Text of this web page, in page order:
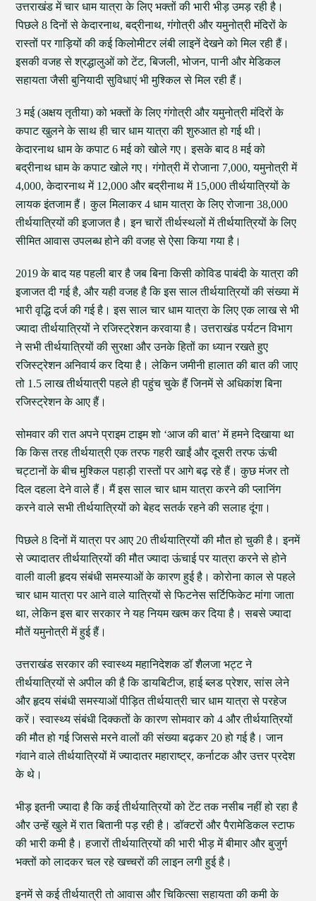
उत्तराखंड में चार धाम यात्रा के लिए भक्तों की भारी भीड़ उमड़ रही है।
पिछले 8 दिनों से केदारनाथ, बद्रीनाथ, गंगोत्री और यमुनोत्री मंदिरों के
रास्तों पर गाड़ियों की कई किलोमीटर लंबी लाइनें देखने को मिल रही हैं।
इसकी वजह से श्रद्धालुओं को टेंट, बिजली, भोजन, पानी और मेडिकल
सहायता जैसी बुनियादी सुविधाएं भी मुश्किल से मिल रही हैं।
3 मई (अक्षय तृतीया) को भक्तों के लिए गंगोत्री और यमुनोत्री मंदिरों के
कपाट खुलने के साथ ही चार धाम यात्रा की शुरुआत हो गई थी।
केदारनाथ धाम के कपाट 6 मई को खोले गए। इसके बाद 8 मई को
बद्रीनाथ धाम के कपाट खोले गए। गंगोत्री में रोजाना 7,000, यमुनोत्री में
4,000, केदारनाथ में 12,000 और बद्रीनाथ में 15,000 तीर्थयात्रियों के
लायक इंतजाम हैं। कुल मिलाकर 4 धाम यात्रा के लिए रोजाना 38,000
तीर्थयात्रियों की इजाजत है। इन चारों तीर्थस्थलों में तीर्थयात्रियों के लिए
सीमित आवास उपलब्ध होने की वजह से ऐसा किया गया है।
2019 के बाद यह पहली बार है जब बिना किसी कोविड पाबंदी के यात्रा की
इजाजत दी गई है, और यही वजह है कि इस साल तीर्थयात्रियों की संख्या में
भारी वृद्धि दर्ज की गई है। इस साल चार धाम यात्रा के लिए एक लाख से भी
ज्यादा तीर्थयात्रियों ने रजिस्ट्रेशन करवाया है। उत्तराखंड पर्यटन विभाग
ने सभी तीर्थयात्रियों की सुरक्षा और उनके हितों का ध्यान रखते हुए
रजिस्ट्रेशन अनिवार्य कर दिया है। लेकिन जमीनी हालात की बात की जाए
तो 1.5 लाख तीर्थयात्री पहले ही पहुंच चुके हैं जिनमें से अधिकांश बिना
रजिस्ट्रेशन के आए हैं।
सोमवार की रात अपने प्राइम टाइम शो ‘आज की बात’ में हमने दिखाया था
कि किस तरह तीर्थयात्री एक तरफ गहरी खाईं और दूसरी तरफ ऊंची
चट्टानों के बीच मुश्किल पहाड़ी रास्तों पर आगे बढ़ रहे हैं। कुछ मंजर तो
दिल दहला देने वाले हैं। मैं इस साल चार धाम यात्रा करने की प्लानिंग
करने वाले सभी तीर्थयात्रियों को बेहद सतर्क रहने की सलाह दूंगा।
पिछले 8 दिनों में यात्रा पर आए 20 तीर्थयात्रियों की मौत हो चुकी है। इनमें
से ज्यादातर तीर्थयात्रियों की मौत ज्यादा ऊंचाई पर यात्रा करने से होने
वाली वाली हृदय संबंधी समस्याओं के कारण हुई है। कोरोना काल से पहले
चार धाम यात्रा पर आने वाले यात्रियों से फिटनेस सर्टिफिकेट मांगा जाता
था, लेकिन इस बार सरकार ने यह नियम खत्म कर दिया है। सबसे ज्यादा
मौतें यमुनोत्री में हुई हैं।
उत्तराखंड सरकार की स्वास्थ्य महानिदेशक डॉ शैलजा भट्ट ने
तीर्थयात्रियों से अपील की है कि डायबिटीज, हाई ब्लड प्रेशर, सांस लेने
और हृदय संबंधी समस्याओं पीड़ित तीर्थयात्री चार धाम यात्रा से परहेज
करें। स्वास्थ्य संबंधी दिक्कतों के कारण सोमवार को 4 और तीर्थयात्रियों
की मौत हो गई जिससे मरने वालों की संख्या बढ़कर 20 हो गई है। जान
गंवाने वाले तीर्थयात्रियों में ज्यादातर महाराष्ट्र, कर्नाटक और उत्तर प्रदेश
के थे।
भीड़ इतनी ज्यादा है कि कई तीर्थयात्रियों को टेंट तक नसीब नहीं हो रहा है
और उन्हें खुले में रात बितानी पड़ रही है। डॉक्टरों और पैरामेडिकल स्टाफ
की भारी कमी है। हजारों तीर्थयात्रियों की भारी भीड़ में बीमार और बुजुर्ग
भक्तों को लादकर चल रहे खच्चरों की लाइन लगी हुई है।
इनमें से कई तीर्थयात्री तो आवास और चिकित्सा सहायता की कमी के